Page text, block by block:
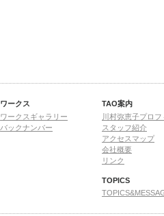
ワークス
ワークスギャラリー
バックナンバー
TAO案内
川村弥恵子プロ
スタッフ紹介
アクセスマップ
会社概要
リンク
TOPICS